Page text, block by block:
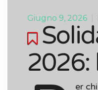
Giugno 9, 2026
2026:
er